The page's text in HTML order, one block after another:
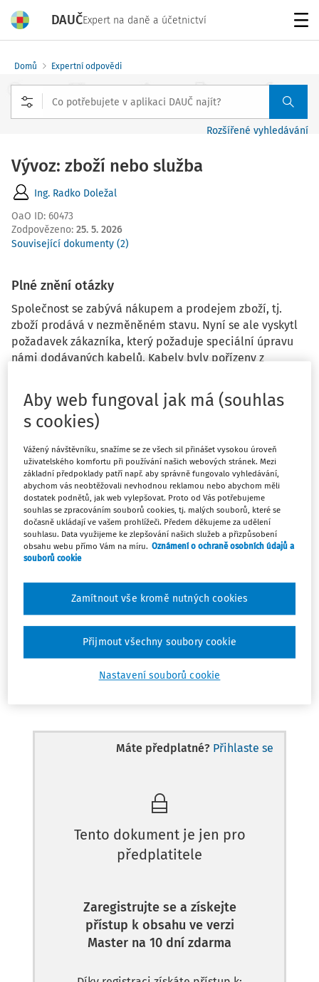
DAUČExpert na daně a účetnictví
Domů Expertní odpovědi
Rozšířené vyhledávání
Vývoz: zboží nebo služba
Ing. Radko Doležal
OaO ID: 60473
Zodpovězeno: 25. 5. 2026
Související dokumenty (2)
Plné znění otázky
Společnost se zabývá nákupem a prodejem zboží, tj.
zboží prodává v nezměněném stavu. Nyní se ale vyskytl
požadavek zákazníka, který požaduje speciální úpravu
námi dodávaných kabelů. Kabely byly pořízeny z
servisní technik vyskladnil, provedl na nich úpravu a
fakturujeme jejich dodání do Izraele, celní doklad byl
vystaven na celkovou hodnotu faktury s režimem 1000, tj.
považován za servisní, jelikož technik fakturoval vlastně
spotřebovaný materiál + práci (na faktuře je uvedeno
„export of the service“).
Jak správně posoudit tento výnos a současně jaký je
správný výnosový účet?
Jak správně vykázat v DPH – pouze v řádku 22 na základě
JSD nebo duplicitně, tj. řádek 22 (JSD) + řádek 26 (servisní
faktura)?
Máte předplatné? Přihlaste se
Tento dokument je jen pro
předplatitele
Zaregistrujte se a získejte
přístup k obsahu ve verzi
Master na 10 dní zdarma
Aby web fungoval jak má (souhlas
s cookies)
Vážený návštěvníku, snažíme se ze všech sil přinášet vysokou úroveň
uživatelského komfortu při používání našich webových stránek. Mezi
základní předpoklady patří např. aby správně fungovalo vyhledávání,
abychom vás neobtěžovali nevhodnou reklamou nebo abychom měli
dostatek podnětů, jak web vylepšovat. Proto od Vás potřebujeme
souhlas se zpracováním souborů cookies, tj. malých souborů, které se
dočasně ukládají ve vašem prohlížeči. Předem děkujeme za udělení
souhlasu. Data využijeme ke zlepšování našich služeb a přizpůsobení
obsahu webu přímo Vám na míru. Oznámení o ochraně osobních údajů a
souborů cookie
Nastavení souborů cookie
Zamítnout vše kromě nutných cookies
Přijmout všechny soubory cookie